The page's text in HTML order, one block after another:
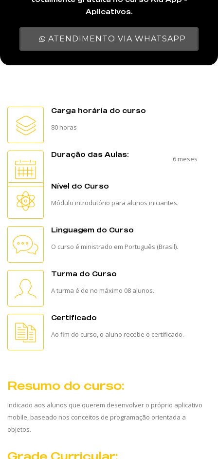
Aplicativos.
ATENDIMENTO VIA WHATSAPP
Carga horária do curso
80 horas
Duração das Aulas:
6 meses
Nível do Curso
Módulo introdutório para alunos iniciantes.
Linguagem do Curso
O curso é ministrado em Português (Brasil).
Turma do Curso
A turma é de no máximo 08 alunos.
Certificado
Ao fim do curso, o aluno recebe o certificado.
Resumo do curso:
Indicado aos alunos que querem desenvolver o próprio aplicativo
mobile, baseado nos conceitos de programação orientada a
objetos.
Grade Curricular: